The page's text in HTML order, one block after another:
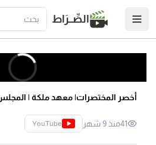
الصِّــرَاط
أخصر المختصرات| معهد ملكة |
41منذ 9 شهر YouTube